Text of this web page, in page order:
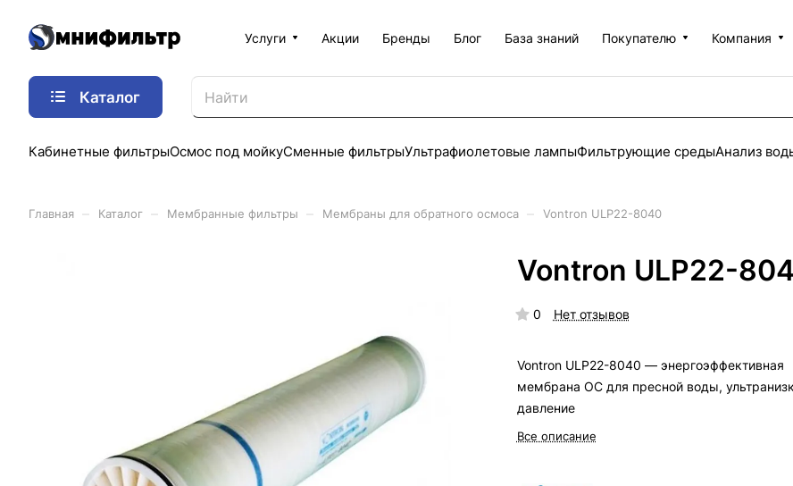
Услуги Акции Бренды Блог База знаний Покупателю Компания
Каталог
Кабинетные фильтрыОсмос под мойкуСменные фильтрыУльтрафиолетовые лампыФильтрующие средыАнализ
Главная Каталог Мембранные фильтры Мембраны для обратного осмоса Vontron ULP22-8040
Vontron ULP22-
0 Нет отзывов
Vontron ULP22-8040 — энергоэффективная
мембрана ОС для пресной воды,
давление
Все описание